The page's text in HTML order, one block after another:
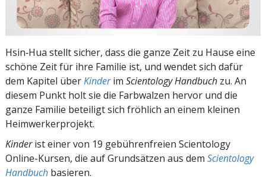
Hsin‑Hua stellt sicher, dass die ganze Zeit zu Hause eine
schöne Zeit für ihre Familie ist, und wendet sich dafür
dem Kapitel überKinderim Scientology Handbuch zu. An
diesem Punkt holt sie die Farbwalzen hervor und die
ganze Familie beteiligt sich fröhlich an einem kleinen
Heimwerkerprojekt.
Kinderist einer von 19 gebührenfreien Scientology
Online-Kursen, die auf Grundsätzen aus dem Scientology
Handbuch basieren.